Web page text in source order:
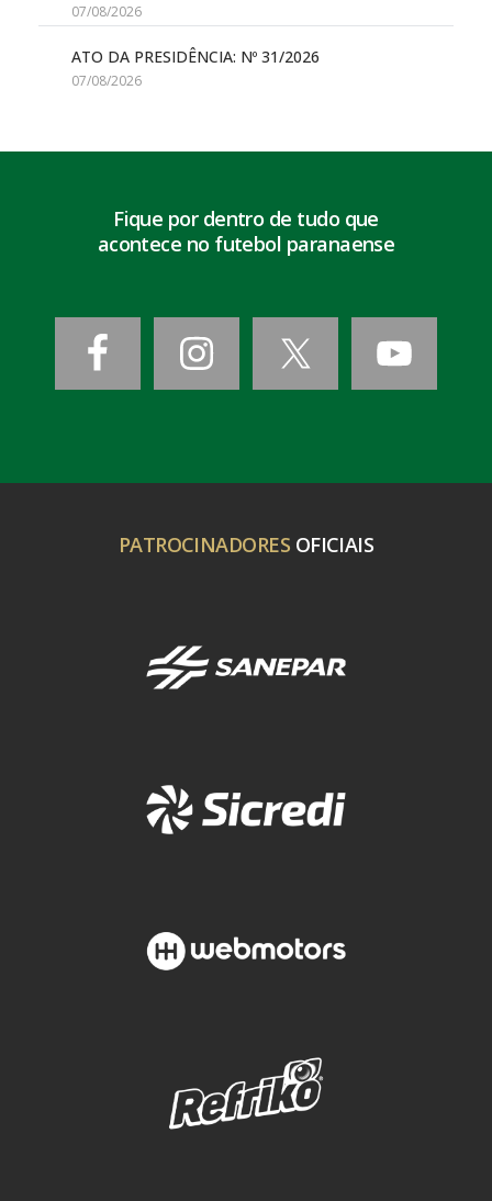
07/08/2026
ATO DA PRESIDÊNCIA: Nº 31/2026
07/08/2026
Fique por dentro de tudo que
acontece no futebol paranaense
PATROCINADORES OFICIAIS